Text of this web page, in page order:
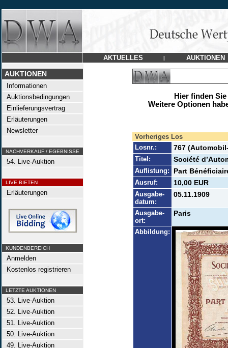
AKTUELLES | AUKTIONEN
AUKTIONEN
Informationen
Auktionsbedingungen
Einlieferungsvertrag
Erläuterungen
Newsletter
NACHVERKAUF / EGEBNISSE
54. Live-Auktion
LIVE BIETEN
Erläuterungen
KUNDENBEREICH
Anmelden
Kostenlos registrieren
LETZTE AUKTIONEN
53. Live-Auktion
52. Live-Auktion
51. Live-Auktion
50. Live-Auktion
49. Live-Auktion
Hier finden
Weitere Optionen
Vorheriges Los
Losnr.:
767
Titel: Société
Auflistung: Part
Ausruf: 10,00 EUR
Ausgabe-
datum:
05.11.1909
Ausgabe-
ort:
Paris
Abbildung: